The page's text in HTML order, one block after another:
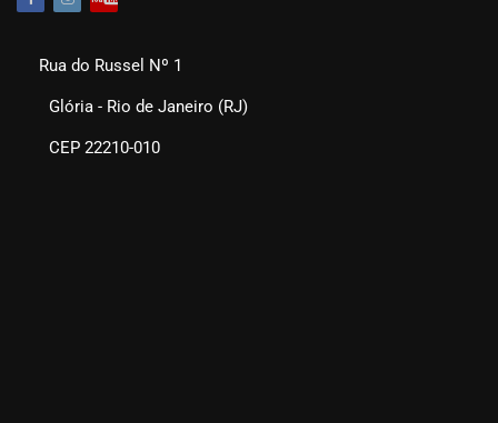
Rua do Russel Nº 1
Glória - Rio de Janeiro (RJ)
CEP 22210-010